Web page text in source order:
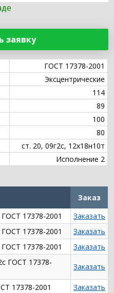
заявку
ГОСТ 17378-2001
Эксцентрические
114
89
100
80
ст. 20, 09г2с, 12х18н10т
Исполнение 2
Заказ
ГОСТ 17378-2001
Заказать
ГОСТ 17378-2001
Заказать
ГОСТ 17378-2001
Заказать
ГОСТ 17378-
Заказать
17378-2001
Заказать